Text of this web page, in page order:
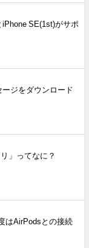
SE(1st)がサポ
ジをダウンロード
」ってなに？
はAirPodsとの接続